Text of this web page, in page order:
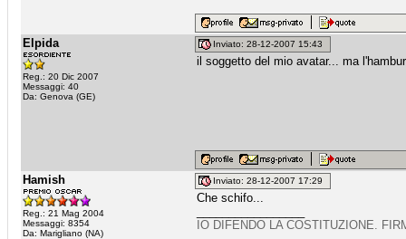
Elpida
Reg.: 20 Dic 2007
Messaggi: 40
Da: Genova (GE)
Inviato: 28-12-2007 15:43
il soggetto del mio avatar... ma
Hamish
Reg.: 21 Mag 2004
Messaggi: 8354
Da: Marigliano (NA)
Inviato: 28-12-2007 17:29
Che schifo...
IO DIFENDO LA COSTITUZIONE.